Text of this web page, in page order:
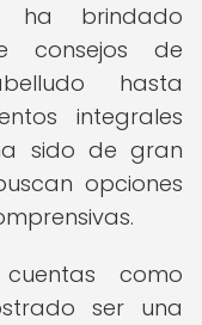
ha brindado
consejos de
hasta
integrales
sido de gran
opciones
como
ser una